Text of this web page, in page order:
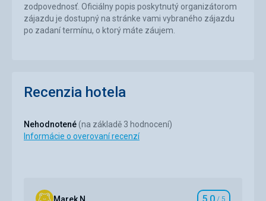
zodpovednosť. Oficiálny popis poskytnutý organizátorom
zájazdu je dostupný na stránke vami vybraného zájazdu
po zadaní termínu, o ktorý máte záujem.
Recenzia hotela
Nehodnotené (na základě 3 hodnocení)
Informácie o overovaní recenzí
/ 5